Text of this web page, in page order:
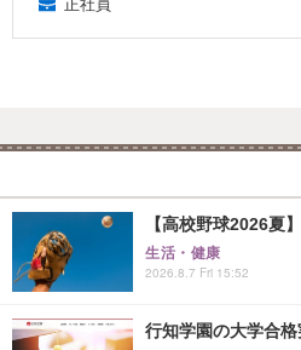
正社員
【高校野球2026夏
生活・健康
2026.8.7 Fri 15:52
行知学園の大学合